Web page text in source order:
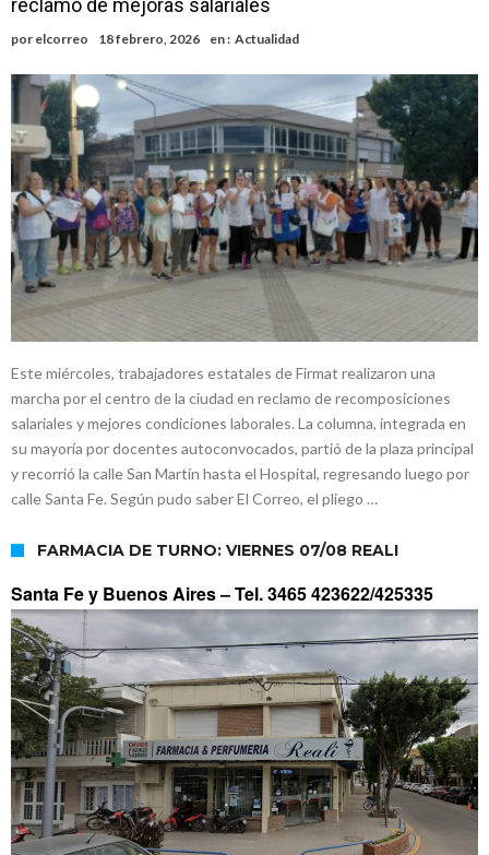
Vilela
Firmat: “Codo a codo” lanza una campaña de recolección de
golosinas para agasajar a los niños en su día
Vuelve el básquet: este viernes arranca el Clausura con agenda
confirmada y planteles renovados
Güemes y Mariano Vera
reclamo de mejoras salariales
por elcorreo 18 febrero, 2026 en : Actualidad
Este miércoles, trabajadores estatales de Firmat realizaron una
marcha por el centro de la ciudad en reclamo de recomposiciones
salariales y mejores condiciones laborales. La columna, integrada en
su mayoría por docentes autoconvocados, partió de la plaza principal
y recorrió la calle San Martín hasta el Hospital, regresando luego por
calle Santa Fe. Según pudo saber El Correo, el pliego …
FARMACIA DE TURNO: VIERNES 07/08 REALI
Santa Fe y Buenos Aires –Tel. 3465 423622/425335